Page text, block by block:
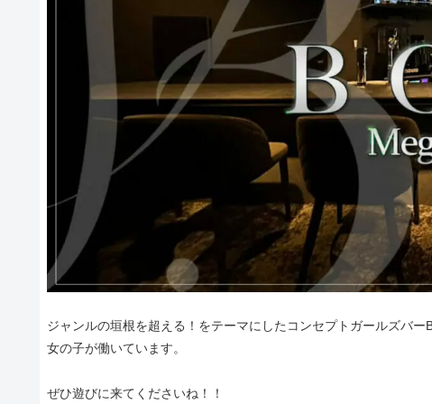
ジャンルの垣根を超える！をテーマにしたコンセプトガールズバ
女の子が働いています。
ぜひ遊びに来てくださいね！！